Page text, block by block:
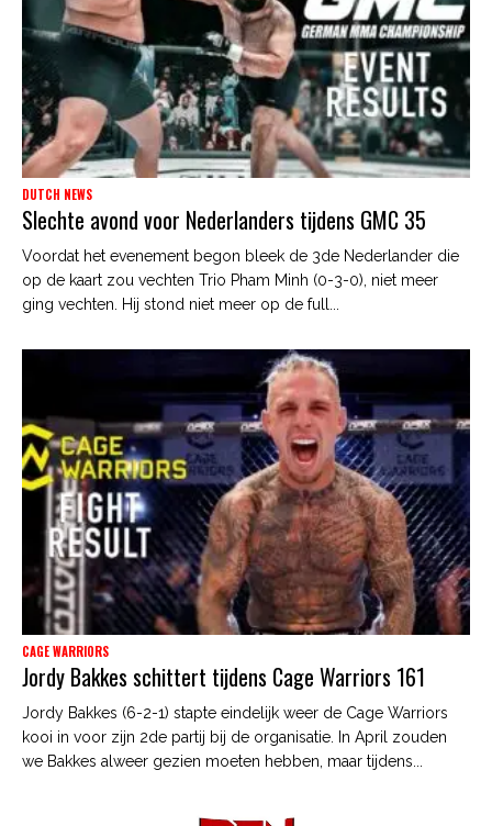
DUTCH NEWS
Slechte avond voor Nederlanders tijdens GMC 35
Voordat het evenement begon bleek de 3de Nederlander die
op de kaart zou vechten Trio Pham Minh (0-3-0), niet meer
ging vechten. Hij stond niet meer op de full...
CAGE WARRIORS
Jordy Bakkes schittert tijdens Cage Warriors 161
Jordy Bakkes (6-2-1) stapte eindelijk weer de Cage Warriors
kooi in voor zijn 2de partij bij de organisatie. In April zouden
we Bakkes alweer gezien moeten hebben, maar tijdens...